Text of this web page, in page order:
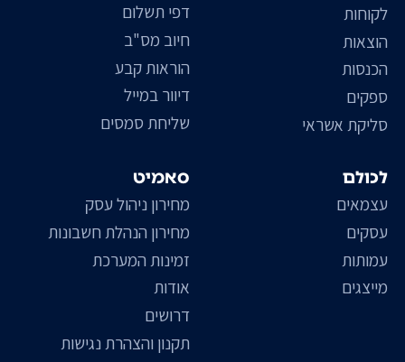
סאמיט
מחירון ניהול עסק
מחירון הנהלת חשבונות
זמינות המערכת
אודות
דרושים
תקנון והצהרת נגישות
דפי תשלום
חיוב מס"ב
הוראות קבע
דיוור במייל
שליחת סמסים
לקוחות
הוצאות
הכנסות
ספקים
סליקת אשראי
לכולם
עצמאים
עסקים
עמותות
מייצגים